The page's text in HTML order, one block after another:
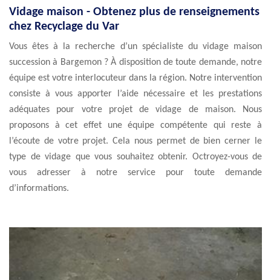
Vidage maison - Obtenez plus de renseignements
chez Recyclage du Var
Vous êtes à la recherche d’un spécialiste du vidage maison
succession à Bargemon ? À disposition de toute demande, notre
équipe est votre interlocuteur dans la région. Notre intervention
consiste à vous apporter l’aide nécessaire et les prestations
adéquates pour votre projet de vidage de maison. Nous
proposons à cet effet une équipe compétente qui reste à
l’écoute de votre projet. Cela nous permet de bien cerner le
type de vidage que vous souhaitez obtenir. Octroyez-vous de
vous adresser à notre service pour toute demande
d’informations.